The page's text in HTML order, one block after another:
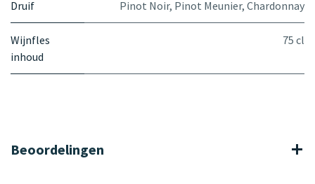
Druif Pinot Noir, Pinot Meunier, Chardonnay
Wijnfles
inhoud
75 cl
Beoordelingen